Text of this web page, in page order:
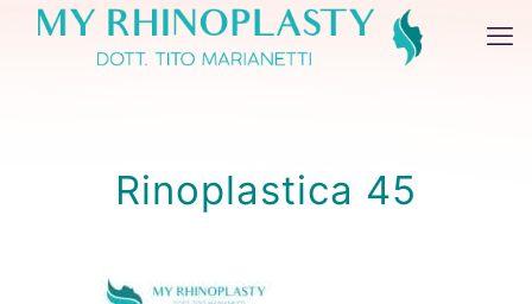
Rinoplastica 45